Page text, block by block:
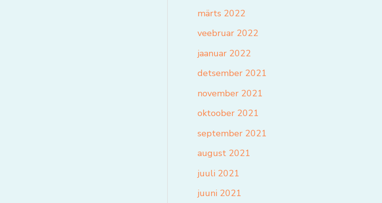
märts 2022
veebruar 2022
jaanuar 2022
detsember 2021
november 2021
oktoober 2021
september 2021
august 2021
juuli 2021
juuni 2021